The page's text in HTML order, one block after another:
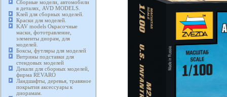
Сборные модели, автомобили
в деталях, AVD MODELS.
Клей для сборных моделей.
Краски для моделей.
KAV models Окрасочные
маски, фототравление,
элементы диорам, для
моделей.
Боксы, футляры для моделей
Витрины подставки для
стендовых моделей
Декали для сборных моделей,
фирма REVARO
Ландшафты, деревья, травяное
покрытия аксессуары к
диорамам.